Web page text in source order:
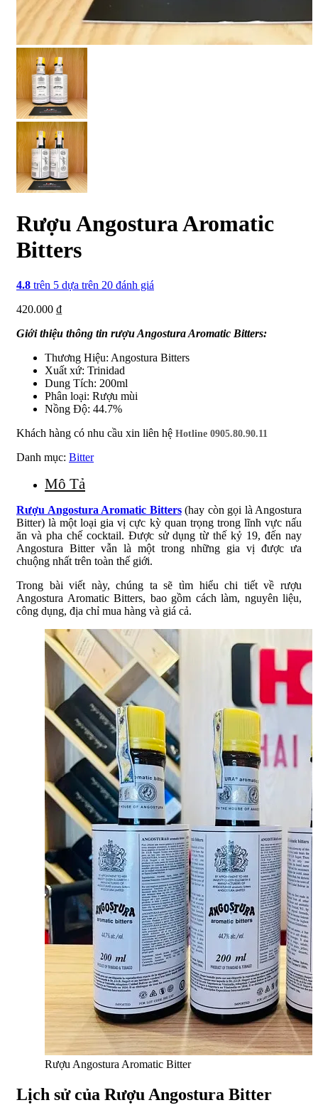
Rượu Angostura Aromatic
Bitters
4.8 trên 5 dựa trên 20 đánh giá
420.000 ₫
Giới thiệu thông tin rượu Angostura Aromatic Bitters:
Thương Hiệu: Angostura Bitters
Xuất xứ: Trinidad
Dung Tích: 200ml
Phân loại: Rượu mùi
Nồng Độ: 44.7%
Khách hàng có nhu cầu xin liên hệ Hotline 0905.80.90.11
Danh mục: Bitter
Mô Tả
Rượu Angostura Aromatic Bitters(hay còn gọi là Angostura
Bitter) là một loại gia vị cực kỳ quan trọng trong lĩnh vực nấu
ăn và pha chế cocktail. Được sử dụng từ thế kỷ 19, đến nay
Angostura Bitter vẫn là một trong những gia vị được ưa
chuộng nhất trên toàn thế giới.
Trong bài viết này, chúng ta sẽ tìm hiểu chi tiết về rượu
Angostura Aromatic Bitters, bao gồm cách làm, nguyên liệu,
công dụng, địa chỉ mua hàng và giá cả.
Rượu Angostura Aromatic Bitter
Lịch sử của Rượu Angostura Bitter